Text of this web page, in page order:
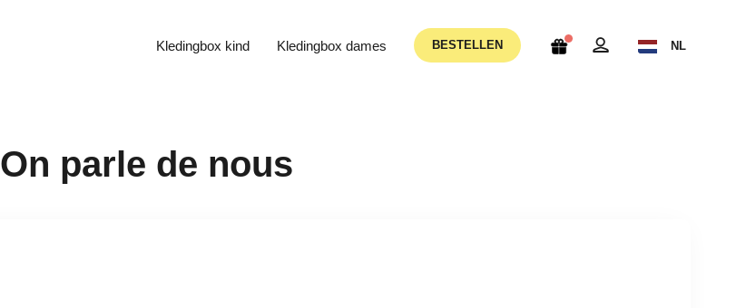
Kledingbox kind Kledingbox dames BESTELLEN NL
On parle de nous